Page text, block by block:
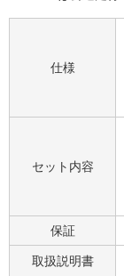
仕様
セット内容
保証
取扱説明書